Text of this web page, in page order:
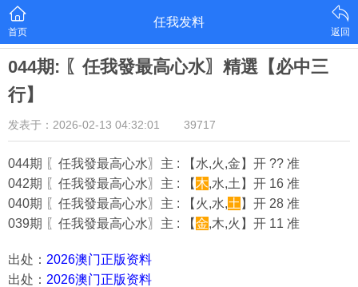
首页
任我发料
返回
044期: 〖任我發最高心水〗精選【必中三
行】
发表于：2026-02-13 04:32:01 39717
044期 〖任我發最高心水〗主 : 【水,火,金】开 ?? 准
042期 〖任我發最高心水〗主 : 【 木,水,土】开 16 准
040期 〖任我發最高心水〗主 : 【火,水,土 】开 28 准
039期 〖任我發最高心水〗主 : 【金,木,火】开 11 准
出处： 2026澳门正版资料
出处： 2026澳门正版资料